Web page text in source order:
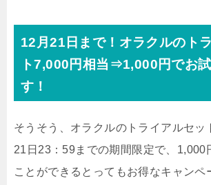
12月21日まで！オラクルのト
ト7,000円相当⇒1,000円でお
す！
そうそう、オラクルのトライアルセッ
21日23：59までの期間限定で、1,000
ことができるとってもお得なキャンペ